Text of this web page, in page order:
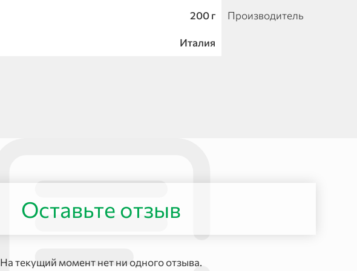
200 г Производитель
Италия
Оставьте отзыв
На текущий момент нет ни одного отзыва.